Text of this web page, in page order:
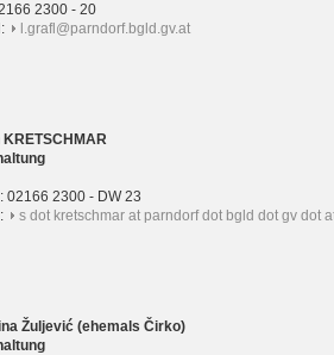
2300 - 20
l.grafl@parndorf.bgld.gv.at
KRETSCHMAR
02166 2300 - DW 23
s dot kretschmar at parndorf dot bgld dot gv dot
Žuljević (ehemals Čirko)